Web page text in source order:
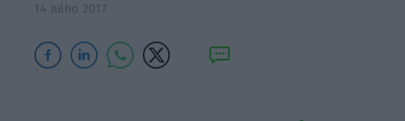
14 Julho 2017